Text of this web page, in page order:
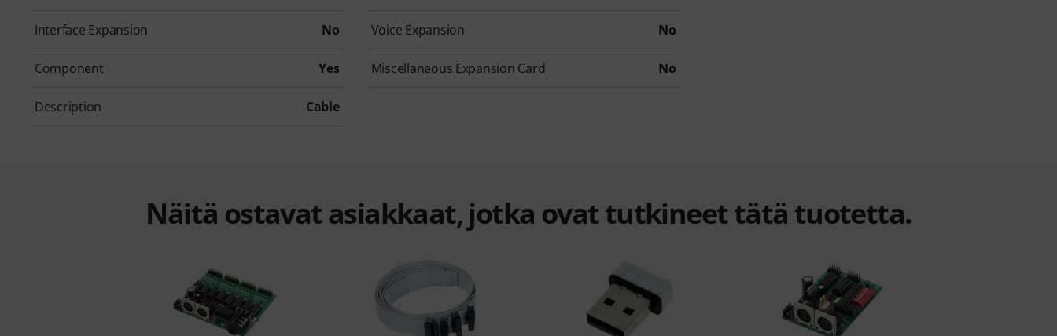
Interface Expansion No Voice Expansion No
Component Yes Miscellaneous Expansion Card No
Description Cable
Näitä ostavat asiakkaat, jotka ovat tutkineet tätä tuotetta.